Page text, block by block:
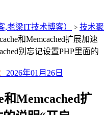
,老梁IT技术博客） > 技术聚
和Memcached扩展加速
别忘记设置PHP里面的
2026年01月26日
Memcached扩